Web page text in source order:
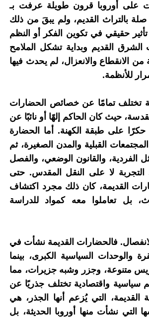
على أوروبا قرون طويلة عرفت بـ
بالتراث القديم، ولم يبقَ من ذلك
حقيقي في تكوين الفكر أو النظم
الشرق القديم وبداية تشكل الملامح
الانقطاع والانعزال، لم يحدث فيها
للأنظمة.
تختلف تمامًا عن خصائص الحضارات
حيث كان الحاكم إلهًا أو نائبًا عن
حكرًا على طبقة الكهنة. أما الحضارة
القبلية والمدن الصغيرة، ثم
والقانون الوضعي، والفصل
لا على النقل المقدس. حتى
القديمة، كان ذلك مجرد اكتشاف
بل تعاملوا معه كمواد للدراسة
فالحضارات القديمة نشأت في
والوحدات السياسية الكبرى، بينما
متنوعة، وجزر وشبه جزيرات، مما
سياسية واقتصادية تختلف جذريًا عن
القديمة، التي يُزعم أنها الجذر، هي
نشأت منها أوروبا الحديثة، بل